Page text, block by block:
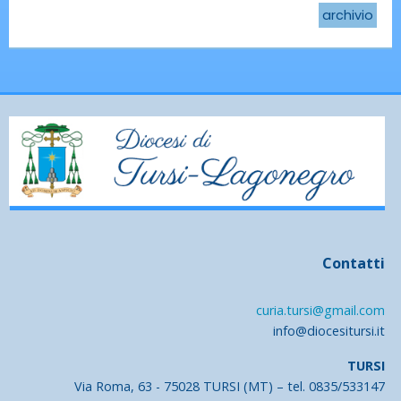
archivio
Contatti
curia.tursi@gmail.com
info@diocesitursi.it
TURSI
Via Roma, 63 - 75028 TURSI (MT) – tel. 0835/533147